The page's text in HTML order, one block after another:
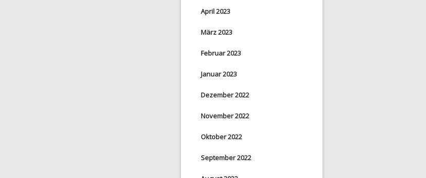
April 2023
März 2023
Februar 2023
Januar 2023
Dezember 2022
November 2022
Oktober 2022
September 2022